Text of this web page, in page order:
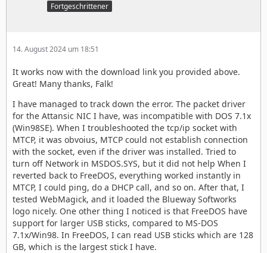
Fortgeschrittener
14. August 2024 um 18:51
It works now with the download link you provided above.
Great! Many thanks, Falk!
I have managed to track down the error. The packet driver
for the Attansic NIC I have, was incompatible with DOS 7.1x
(Win98SE). When I troubleshooted the tcp/ip socket with
MTCP, it was obvoius, MTCP could not establish connection
with the socket, even if the driver was installed. Tried to
turn off Network in MSDOS.SYS, but it did not help When I
reverted back to FreeDOS, everything worked instantly in
MTCP, I could ping, do a DHCP call, and so on. After that, I
tested WebMagick, and it loaded the Blueway Softworks
logo nicely. One other thing I noticed is that FreeDOS have
support for larger USB sticks, compared to MS-DOS
7.1x/Win98. In FreeDOS, I can read USB sticks which are 128
GB, which is the largest stick I have.